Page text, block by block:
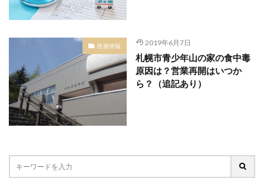
医療情報 2019年6月7日
札幌市青少年山の家の食中毒
原因は？営業再開はいつか
ら？（追記あり）